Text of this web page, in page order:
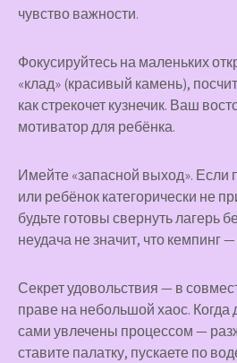
чувство важности.
Фокусируйтесь на маленьких
«клад» (красивый камень),
как стрекочет кузнечик. Ваш
мотиватор для ребёнка.
Имейте «запасной выход». Если
или ребёнок категорически не
будьте готовы свернуть лагерь
неудача не значит, что кемпинг
Секрет удовольствия — в
праве на небольшой хаос. Когда
сами увлечены процессом —
ставите палатку, пускаете по